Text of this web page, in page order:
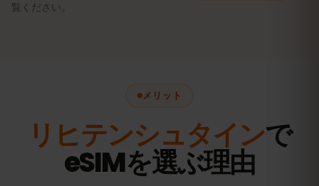
覧ください。
メリット
リヒテンシュタインで
eSIMを選ぶ理由